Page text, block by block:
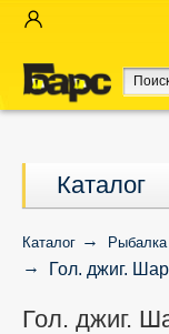
Каталог
Каталог
Гол. джиг.
Гол. джиг.